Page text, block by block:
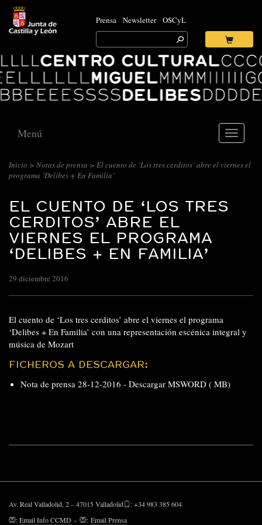
Prensa Newsletter OSCyL
Search
for:
Ok
Centro
Cultural
Miguel
Delibes
Toggle
Menú
Inicio > Notas de prensa > El cuento de ‘Los tres cerditos’ abre el viernes el
programa ‘Delibes + En Familia’
EL CUENTO DE ‘LOS TRES
CERDITOS’ ABRE EL
VIERNES EL PROGRAMA
‘DELIBES + EN FAMILIA’
29 diciembre 2016
El cuento de ‘Los tres cerditos’ abre el viernes el programa
‘Delibes + En Familia’ con una representación escénica integral y
música de Mozart
FICHEROS A DESCARGAR:
Nota de prensa 28-12-2016 - Descargar MSWORD ( MB)
Av. Real Valladolid, 2 – 47015 Valladolid
: +34 983 385 604
:Email Info CCMD – : Email Prensa